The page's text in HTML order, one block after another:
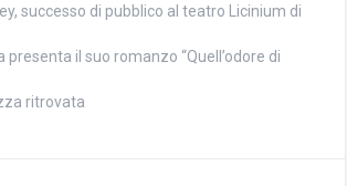
successo di pubblico al teatro Licinium di
presenta il suo romanzo “Quell’odore di
ritrovata